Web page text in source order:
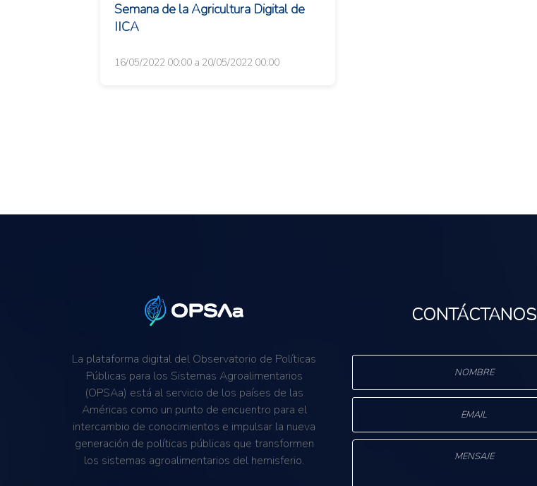
Semana de la Agricultura Digital de
IICA
16/05/2022 00:00 a 20/05/2022 00:00
La plataforma digital del Observatorio de Políticas
Públicas para los Sistemas Agroalimentarios
(OPSAa) está al servicio de los países de las
Américas como un punto de encuentro para el
intercambio de conocimientos e impulsar la nueva
generación de políticas públicas que transformen
los sistemas agroalimentarios del hemisferio.
CONTÁCTANOS